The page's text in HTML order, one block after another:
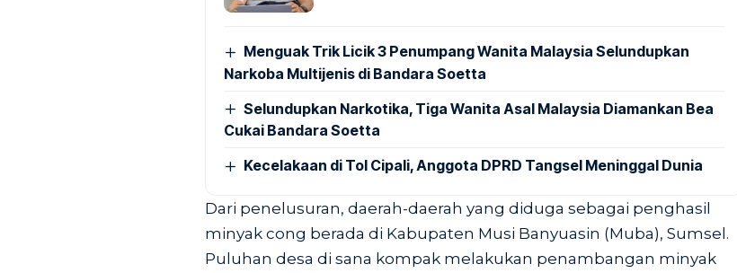
Menguak Trik Licik 3 Penumpang Wanita Malaysia Selundupkan
Narkoba Multijenis di Bandara Soetta
Selundupkan Narkotika, Tiga Wanita Asal Malaysia Diamankan Bea
Cukai Bandara Soetta
Kecelakaan di Tol Cipali, Anggota DPRD Tangsel Meninggal Dunia
Dari penelusuran, daerah-daerah yang diduga sebagai penghasil
minyak cong berada di Kabupaten Musi Banyuasin (Muba), Sumsel.
Puluhan desa di sana kompak melakukan penambangan minyak